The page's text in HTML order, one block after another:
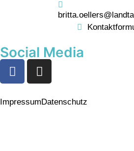
Social Media
Impressum Datenschutz